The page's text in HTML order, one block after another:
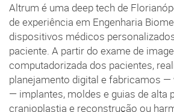
Altrum é uma deep tech de
de experiência em Engenharia
dispositivos médicos
paciente. A partir do exame de
computadorizada dos pacientes,
planejamento digital e fabricamos —
— implantes, moldes e guias de alta
cranioplastia e reconstrução ou